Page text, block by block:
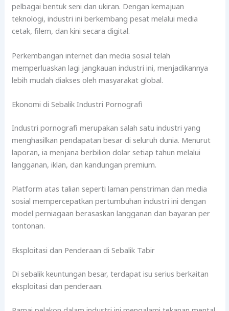
pelbagai bentuk seni dan ukiran. Dengan kemajuan
teknologi, industri ini berkembang pesat melalui media
cetak, filem, dan kini secara digital.
Perkembangan internet dan media sosial telah
memperluaskan lagi jangkauan industri ini, menjadikannya
lebih mudah diakses oleh masyarakat global.
Ekonomi di Sebalik Industri Pornografi
Industri pornografi merupakan salah satu industri yang
menghasilkan pendapatan besar di seluruh dunia. Menurut
laporan, ia menjana berbilion dolar setiap tahun melalui
langganan, iklan, dan kandungan premium.
Platform atas talian seperti laman penstriman dan media
sosial mempercepatkan pertumbuhan industri ini dengan
model perniagaan berasaskan langganan dan bayaran per
tontonan.
Eksploitasi dan Penderaan di Sebalik Tabir
Di sebalik keuntungan besar, terdapat isu serius berkaitan
eksploitasi dan penderaan.